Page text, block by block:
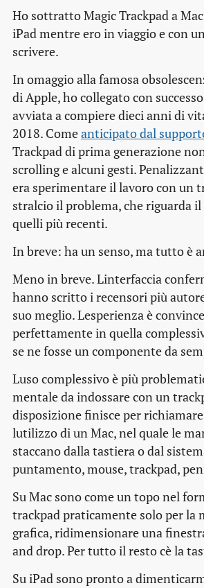
Ho sottratto Magic Trackpad a
iPad mentre ero in viaggio e con
scrivere.
In omaggio alla famosa
di Apple, ho collegato con
avviata a compiere dieci anni di
2018. Comeanticipato dal
Trackpad di prima generazione
scrolling e alcuni gesti.
era sperimentare il lavoro con un
stralcio il problema, che riguarda
quelli più recenti.
In breve: ha un senso, ma tutto è
Meno in breve. Linterfaccia
hanno scritto i recensori più
suo meglio. Lesperienza è
perfettamente in quella
se ne fosse un componente da
Luso complessivo è più
mentale da indossare con un
disposizione finisce per
lutilizzo di un Mac, nel quale le
staccano dalla tastiera o dal
puntamento, mouse, trackpad,
Su Mac sono come un topo nel
trackpad praticamente solo per la
grafica, ridimensionare una
and drop. Per tutto il resto cè la
Su iPad sono pronto a